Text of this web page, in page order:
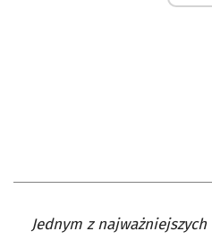
Jednym z